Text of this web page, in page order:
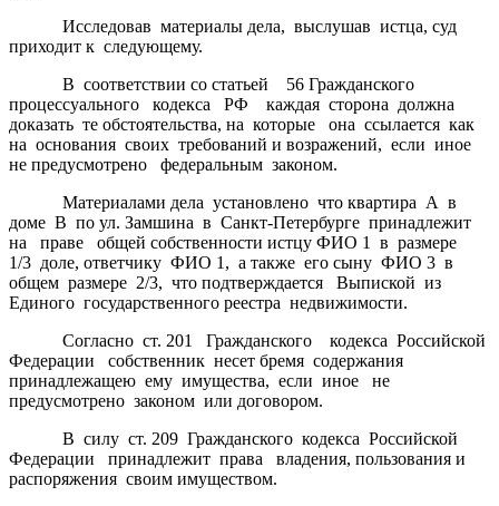
Исследовав материалы дела, выслушав истца, суд
приходит к следующему.
В соответствии со статьей 56 Гражданского
процессуального кодекса РФ каждая сторона должна
доказать те обстоятельства, на которые она ссылается как
на основания своих требований и возражений, если иное
не предусмотрено федеральным законом.
Материалами дела установлено что квартира А в
доме В по ул. Замшина в Санкт-Петербурге принадлежит
на праве общей собственности истцу ФИО 1 в размере
1/3 доле, ответчику ФИО 1, а также его сыну ФИО 3 в
общем размере 2/3, что подтверждается Выпиской из
Единого государственного реестра недвижимости.
Согласно ст. 201 Гражданского кодекса Российской
Федерации собственник несет бремя содержания
принадлежащею ему имущества, если иное не
предусмотрено законом или договором.
В силу ст. 209 Гражданского кодекса Российской
Федерации принадлежит права владения, пользования и
распоряжения своим имуществом.